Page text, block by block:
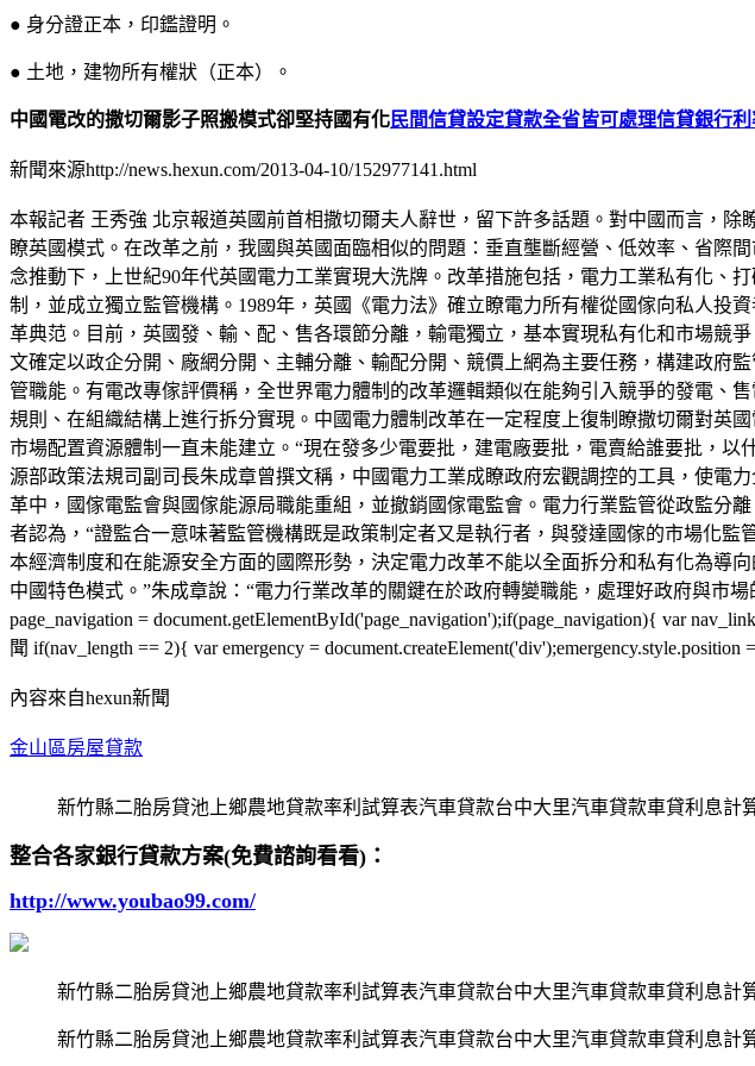
● 身分證正本，印鑑證明。
● 土地，建物所有權狀（正本）。
中國電改的撒切爾影子照搬模式卻堅持國有化民間信貸設定貸款全省皆可處理信貸銀行利
新聞來源http://news.hexun.com/2013-04-10/152977141.html
本報記者 王秀強 北京報道英國前首相撒切爾夫人辭世，留下許多話題。對中國而言，
瞭英國模式。在改革之前，我國與英國面臨相似的問題：垂直壟斷經營、低效率、省際
念推動下，上世紀90年代英國電力工業實現大洗牌。改革措施包括，電力工業私有化、
制，並成立獨立監管機構。1989年，英國《電力法》確立瞭電力所有權從國傢向私人
革典范。目前，英國發、輸、配、售各環節分離，輸電獨立，基本實現私有化和市場競
文確定以政企分開、廠網分開、主輔分離、輸配分開、競價上網為主要任務，構建政府
管職能。有電改專傢評價稱，全世界電力體制的改革邏輯類似在能夠引入競爭的發電、
規則、在組織結構上進行拆分實現。中國電力體制改革在一定程度上復制瞭撒切爾對英
市場配置資源體制一直未能建立。“現在發多少電要批，建電廠要批，電賣給誰要批，
源部政策法規司副司長朱成章曾撰文稱，中國電力工業成瞭政府宏觀調控的工具，使電
革中，國傢電監會與國傢能源局職能重組，並撤銷國傢電監會。電力行業監管從政監分
者認為，“證監合一意味著監管機構既是政策制定者又是執行者，與發達國傢的市場化
本經濟制度和在能源安全方面的國際形勢，決定電力改革不能以全面拆分和私有化為導
中國特色模式。”朱成章說：“電力行業改革的關鍵在於政府轉變職能，處理好政府與市
page_navigation = document.getElementById('page_navigation');if(page_navigation){ var
聞 if(nav_length == 2){ var emergency = document.createElement('div');emergency.style.position
內容來自hexun新聞
金山區房屋貸款
新竹縣二胎房貸池上鄉農地貸款率利試算表汽車貸款台中大里汽車貸款車貸利息
整合各家銀行貸款方案(免費諮詢看看)：
http://www.youbao99.com/
新竹縣二胎房貸池上鄉農地貸款率利試算表汽車貸款台中大里汽車貸款車貸利息
新竹縣二胎房貸池上鄉農地貸款率利試算表汽車貸款台中大里汽車貸款車貸利息